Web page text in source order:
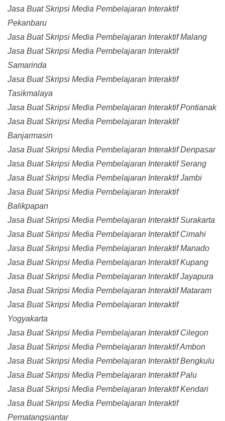
Jasa Buat Skripsi Media Pembelajaran Interaktif
Pekanbaru
Jasa Buat Skripsi Media Pembelajaran Interaktif Malang
Jasa Buat Skripsi Media Pembelajaran Interaktif
Samarinda
Jasa Buat Skripsi Media Pembelajaran Interaktif
Tasikmalaya
Jasa Buat Skripsi Media Pembelajaran Interaktif Pontianak
Jasa Buat Skripsi Media Pembelajaran Interaktif
Banjarmasin
Jasa Buat Skripsi Media Pembelajaran Interaktif Denpasar
Jasa Buat Skripsi Media Pembelajaran Interaktif Serang
Jasa Buat Skripsi Media Pembelajaran Interaktif Jambi
Jasa Buat Skripsi Media Pembelajaran Interaktif
Balikpapan
Jasa Buat Skripsi Media Pembelajaran Interaktif Surakarta
Jasa Buat Skripsi Media Pembelajaran Interaktif Cimahi
Jasa Buat Skripsi Media Pembelajaran Interaktif Manado
Jasa Buat Skripsi Media Pembelajaran Interaktif Kupang
Jasa Buat Skripsi Media Pembelajaran Interaktif Jayapura
Jasa Buat Skripsi Media Pembelajaran Interaktif Mataram
Jasa Buat Skripsi Media Pembelajaran Interaktif
Yogyakarta
Jasa Buat Skripsi Media Pembelajaran Interaktif Cilegon
Jasa Buat Skripsi Media Pembelajaran Interaktif Ambon
Jasa Buat Skripsi Media Pembelajaran Interaktif Bengkulu
Jasa Buat Skripsi Media Pembelajaran Interaktif Palu
Jasa Buat Skripsi Media Pembelajaran Interaktif Kendari
Jasa Buat Skripsi Media Pembelajaran Interaktif
Pematangsiantar